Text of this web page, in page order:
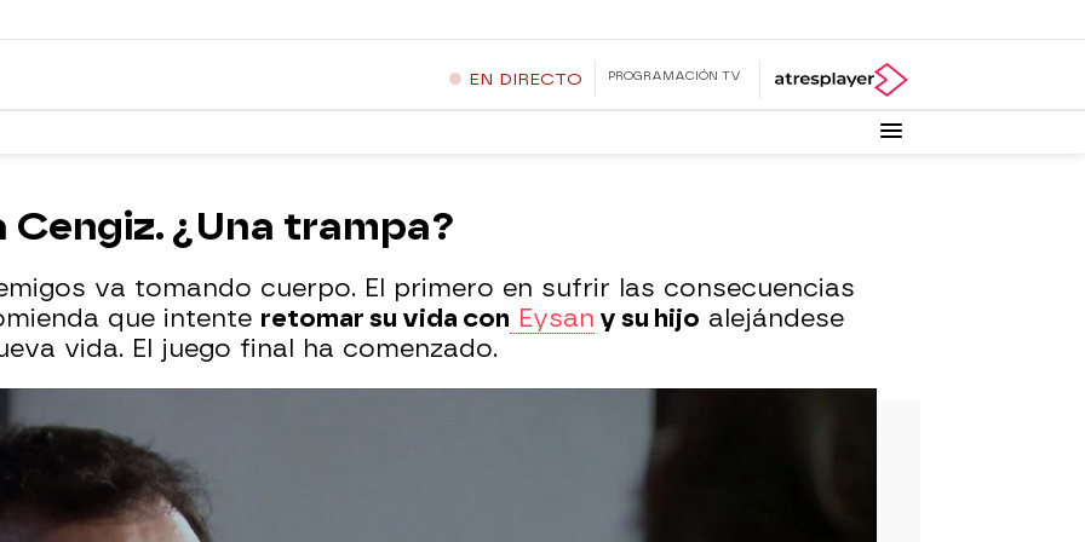
EN DIRECTO PROGRAMACIÓN TV
Cengiz. ¿Una trampa?
va tomando cuerpo. El primero en sufrir las consecuencias
que intente retomar su vida con Eysan y su hijo alejándese
vida. El juego final ha comenzado.